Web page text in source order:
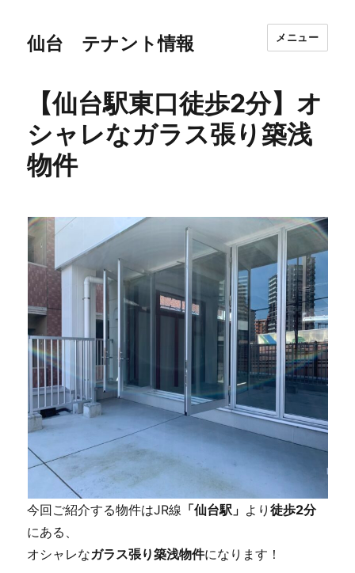
仙台 テナント情報 メニュー
【仙台駅東口徒歩2分】オ
シャレなガラス張り築浅
物件
今回ご紹介する物件はJR線 「仙台駅」 より徒歩2分
にある、
オシャレなガラス張り築浅物件になります！